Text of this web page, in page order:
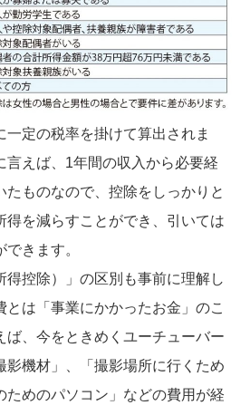
定の税率を掛けて算出されま
言えば、1年間の収入から必要経
たものなので、控除をしっかりと
得を減らすことができ、引いては
きます。
得控除）」の区別も事前に理解し
とは「事業にかかったお金」のこ
ば、今をときめくユーチューバー
影機材」、「撮影場所に行くため
ためのパソコン」などの費用が経